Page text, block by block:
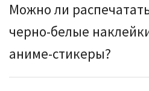
Можно ли
черно-белые
аниме-стикеры?